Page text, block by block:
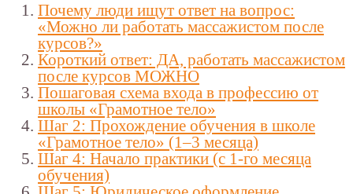
Почему люди ищут ответ на вопрос:
«Можно ли работать массажистом после
курсов?»
Короткий ответ: ДА, работать массажистом
после курсов МОЖНО
Пошаговая схема входа в профессию от
школы «Грамотное тело»
Шаг 2: Прохождение обучения в школе
«Грамотное тело» (1–3 месяца)
Шаг 4: Начало практики (с 1-го месяца
обучения)